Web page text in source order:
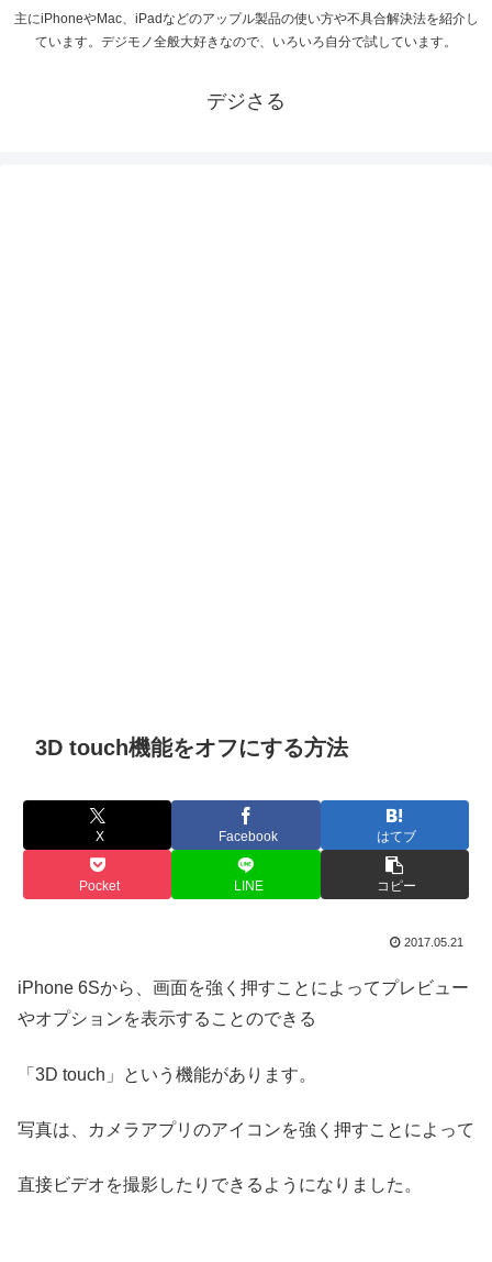
主にiPhoneやMac、iPadなどのアップル製品の使い方や不具合解決法を紹介し
ています。デジモノ全般大好きなので、いろいろ自分で試しています。
デジさる
3D touch機能をオフにする方法
X Facebook はてブ
Pocket LINE コピー
2017.05.21
iPhone 6Sから、画面を強く押すことによってプレビュー
やオプションを表示することのできる
「3D touch」という機能があります。
写真は、カメラアプリのアイコンを強く押すことによって
直接ビデオを撮影したりできるようになりました。